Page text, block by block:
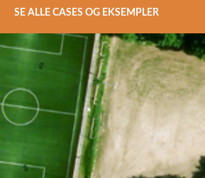
SE ALLE CASES OG EKSEMPLER